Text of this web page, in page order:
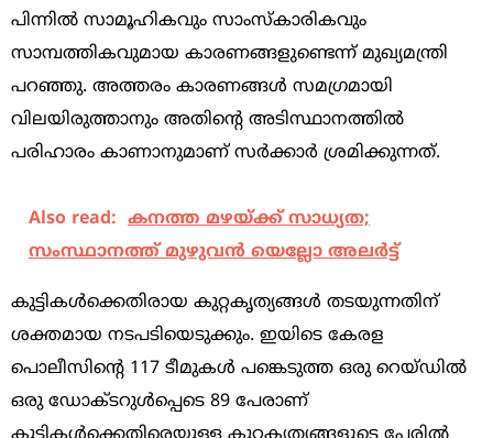
പിന്നില്‍ സാമൂഹികവും സാംസ്കാരികവും
സാമ്പത്തികവുമായ കാരണങ്ങളുണ്ടെന്ന് മുഖ്യമന്ത്രി
പറഞ്ഞു. അത്തരം കാരണങ്ങള്‍ സമഗ്രമായി
വിലയിരുത്താനും അതിന്‍റെ അടിസ്ഥാനത്തില്‍
പരിഹാരം കാണാനുമാണ് സര്‍ക്കാര്‍ ശ്രമിക്കുന്നത്.
Also read: കനത്ത മഴയ്ക്ക് സാധ്യത;
സംസ്ഥാനത്ത് മുഴുവന്‍ യെല്ലോ അലര്‍ട്ട്
കുട്ടികള്‍ക്കെതിരായ കുറ്റകൃത്യങ്ങള്‍ തടയുന്നതിന്
ശക്തമായ നടപടിയെടുക്കും. ഇയിടെ കേരള
പൊലീസിന്‍റെ 117 ടീമുകള്‍ പങ്കെടുത്ത ഒരു റെയ്ഡില്‍
ഒരു ഡോക്ടറുള്‍പ്പെടെ 89 പേരാണ്